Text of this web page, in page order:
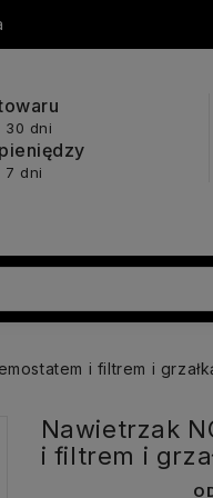
30 dni
7 dni
i filtrem i
Nawietrzak
i filtrem i